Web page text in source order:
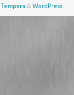
Tempera&WordPress.